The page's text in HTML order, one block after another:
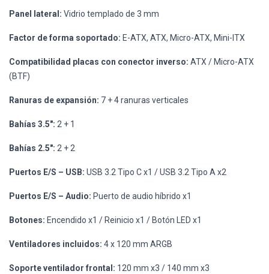
Panel lateral: Vidrio templado de 3 mm
Factor de forma soportado: E-ATX, ATX, Micro-ATX, Mini-ITX
Compatibilidad placas con conector inverso: ATX / Micro-ATX
(BTF)
Ranuras de expansión: 7 + 4 ranuras verticales
Bahías 3.5": 2 + 1
Bahías 2.5": 2 + 2
Puertos E/S – USB: USB 3.2 Tipo C x1 / USB 3.2 Tipo A x2
Puertos E/S – Audio: Puerto de audio híbrido x1
Botones: Encendido x1 / Reinicio x1 / Botón LED x1
Ventiladores incluidos: 4 x 120 mm ARGB
Soporte ventilador frontal: 120 mm x3 / 140 mm x3